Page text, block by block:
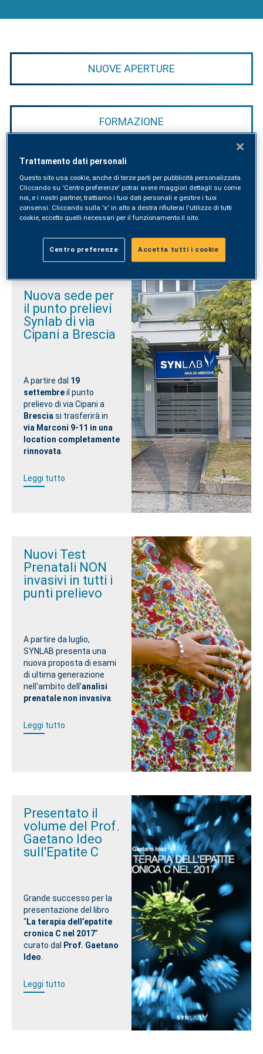
NUOVE APERTURE
FORMAZIONE
EVENTI
Nuova sede per
il punto prelievi
Synlab di via
Cipani a Brescia
A partire dal 19
settembreil punto
prelievo di via Cipani a
Brescia si trasferirà in
via Marconi 9-11 in una
location completamente
rinnovata
Leggi tutto
Nuovi Test
Prenatali NON
invasivi in tutti i
punti prelievo
A partire da luglio,
SYNLAB presenta una
nuova proposta di esami
di ultima generazione
nell'ambito dell’analisi
prenatale non invasiva
Leggi tutto
Presentato il
volume del Prof.
Gaetano Ideo
sull'Epatite C
Grande successo per la
presentazione del libro
“La terapia dell’epatite
cronica C nel 2017”
curato dal
Prof. Gaetano
Ideo
Leggi tutto
Trattamento dati personali
Questo sito usa cookie, anche di terze parti per pubblicità personalizzata.
Cliccando su 'Centro preferenze' potrai avere maggiori dettagli su come
noi, e i nostri partner, trattiamo i tuoi dati personali e gestire i tuoi
consensi. Cliccando sulla 'x' in alto a destra rifiuterai l'utilizzo di tutti
cookie, eccetto quelli necessari per il funzionamento il sito.
Centro preferenze Accetta tutti i cookie